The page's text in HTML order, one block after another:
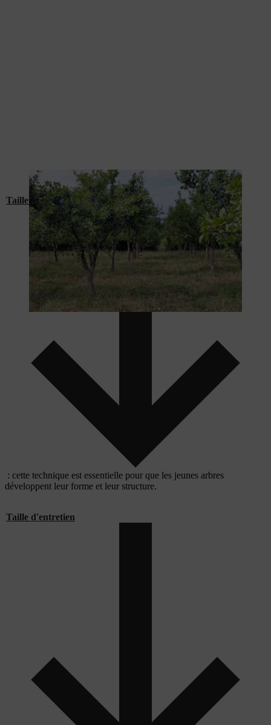
Le verger offre de nombreux fruits frais.
Taille de formation
: cette technique est essentielle pour que les jeunes arbres
développent leur forme et leur structure.
Taille d'entretien